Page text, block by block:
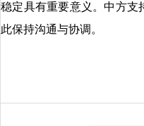
稳定具有重要意义。中方支
此保持沟通与协调。